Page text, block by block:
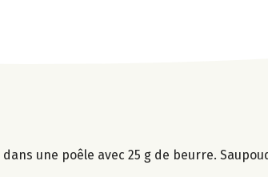
une poêle avec 25 g de beurre.